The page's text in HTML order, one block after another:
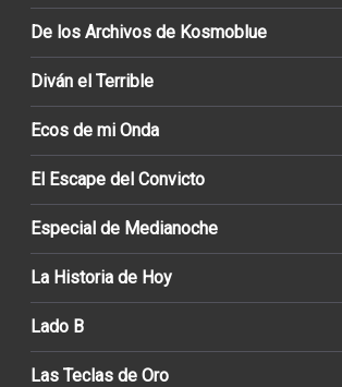
De los Archivos de Kosmoblue
Diván el Terrible
Ecos de mi Onda
El Escape del Convicto
Especial de Medianoche
La Historia de Hoy
Lado B
Las Teclas de Oro